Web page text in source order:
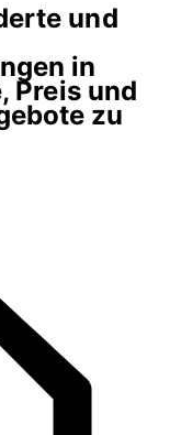
und
in
Preis und
zu